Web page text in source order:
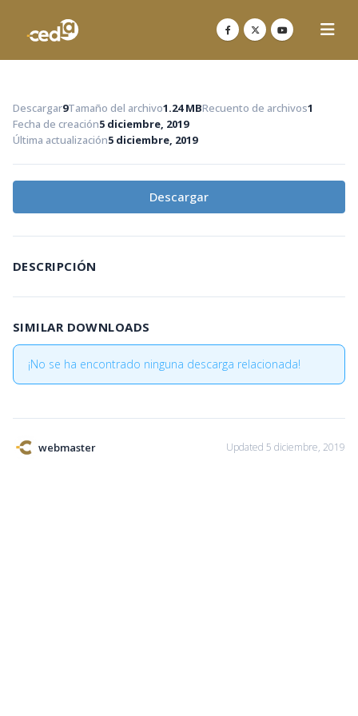
Descargar9Tamaño del archivo1.24 MBRecuento de archivos1
Fecha de creación5 diciembre, 2019
Última actualización5 diciembre, 2019
Descargar
DESCRIPCIÓN
SIMILAR DOWNLOADS
¡No se ha encontrado ninguna descarga relacionada!
webmaster Updated 5 diciembre, 2019